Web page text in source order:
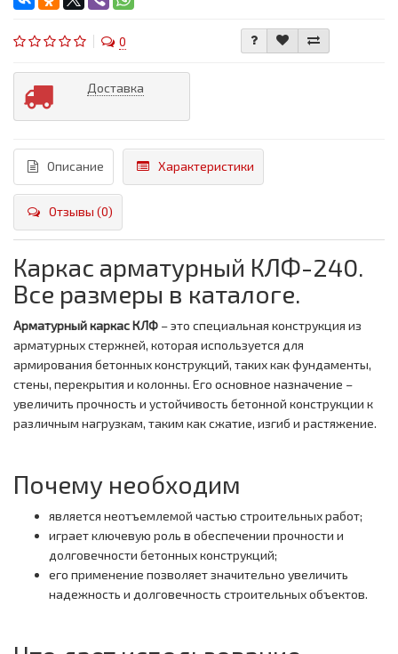
0
Доставка
Описание Характеристики
Отзывы (0)
Каркас арматурный КЛФ-240.
Все размеры в каталоге.
Арматурный каркас КЛФ – это специальная конструкция из
арматурных стержней, которая используется для
армирования бетонных конструкций, таких как фундаменты,
стены, перекрытия и колонны. Его основное назначение –
увеличить прочность и устойчивость бетонной конструкции к
различным нагрузкам, таким как сжатие, изгиб и растяжение.
Почему необходим
является неотъемлемой частью строительных работ;
играет ключевую роль в обеспечении прочности и
долговечности бетонных конструкций;
его применение позволяет значительно увеличить
надежность и долговечность строительных объектов.